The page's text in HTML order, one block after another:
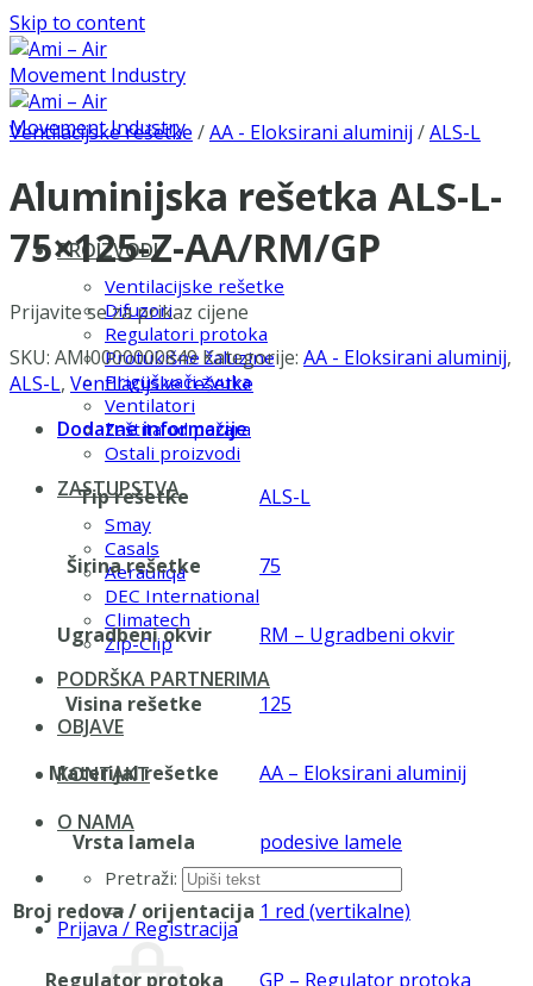
Skip to content
PROIZVODI
Ventilacijske rešetke
Difuzori
Regulatori protoka
Protukišne žaluzine
Prigušivači zvuka
Ventilatori
Zaštita od požara
Ostali proizvodi
ZASTUPSTVA
Smay
Casals
Aerauliqa
DEC International
Climatech
Zip-Clip
PODRŠKA PARTNERIMA
OBJAVE
KONTAKT
O NAMA
Pretraži:
Prijava / Registracija
Ventilacijske rešetke /AA - Eloksirani aluminij /ALS-L
Aluminijska rešetka ALS-L-
75×125-Z-AA/RM/GP
Prijavite se za prikaz cijene
SKU: AMI0000000849 Kategorije: AA - Eloksirani aluminij,
ALS-L, Ventilacijske rešetke
Dodatne informacije
Tip rešetke ALS-L
Širina rešetke 75
Ugradbeni okvir RM – Ugradbeni okvir
Visina rešetke 125
Materijal rešetke AA – Eloksirani aluminij
Vrsta lamela podesive lamele
Broj redova / orijentacija 1 red (vertikalne)
Regulator protoka GP – Regulator protoka